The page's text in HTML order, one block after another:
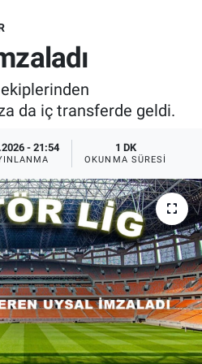
da iç transferde geldi.
- 21:54 1 DK
OKUNMA SÜRESI